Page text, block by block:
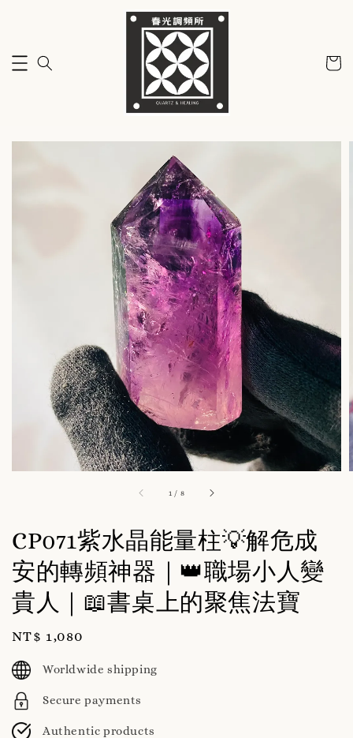
1 / 8
CP071紫水晶能量柱💡解危成
安的轉頻神器｜👑職場小人變
貴人｜📖書桌上的聚焦法寶
Regular
price
NT$ 1,080
Worldwide shipping
Secure payments
Authentic products